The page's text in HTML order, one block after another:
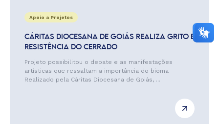
Apoio a Projetos
CÁRITAS DIOCESANA DE GOIÁS REALIZA GRITO E
RESISTÊNCIA DO CERRADO
Projeto possibilitou o debate e as manifestações
artísticas que ressaltam a importância do bioma
Realizado pela Cáritas Diocesana de Goiás, ...